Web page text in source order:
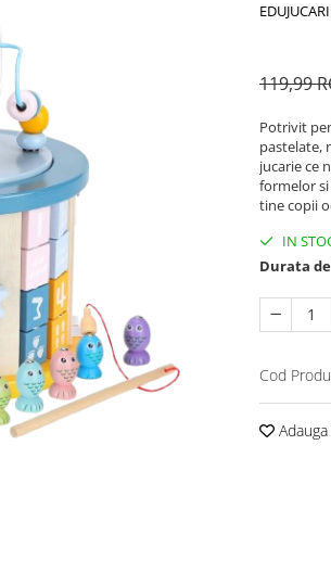
119,99
Potrivit
pastelate,
jucarie ce
formelor
tine copii
IN
Durata
Cod